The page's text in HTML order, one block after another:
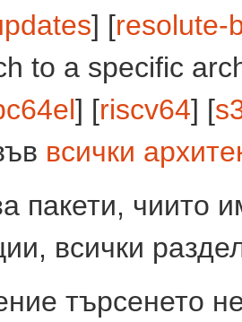
] [resolute-
to a specific
] [riscv64] [
всички
пакети, чиито
всички
търсенето